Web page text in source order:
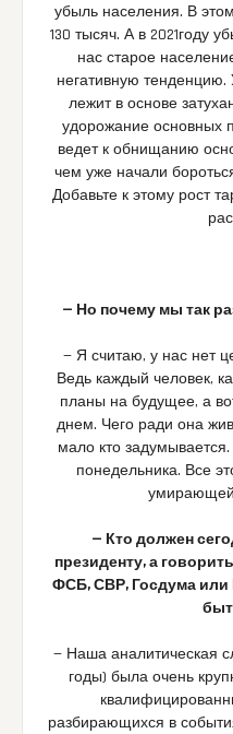
убыль населения. В
130 тысяч. А в 2021году
нас старое
негативную тенденцию.
лежит в основе
удорожание основных
ведет к обнищанию
чем уже начали
Добавьте к этому рост
— Но почему мы так
— Я считаю, у нас нет
Ведь каждый человек,
планы на будущее, а
днем. Чего ради она
мало кто
понедельника. Все
умирающей
— Кто должен
президенту, а
ФСБ, СВР, Госдума
— Наша аналитическая
годы) была очень
разбирающихся в